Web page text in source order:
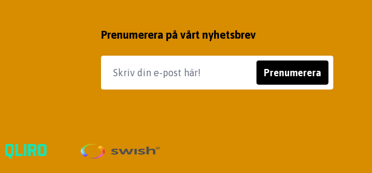
Prenumerera på vårt nyhetsbrev
Prenumerera